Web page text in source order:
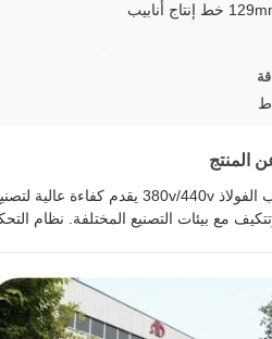
قطرها 32-129mm خط إنتاج أنابيب
المنتج